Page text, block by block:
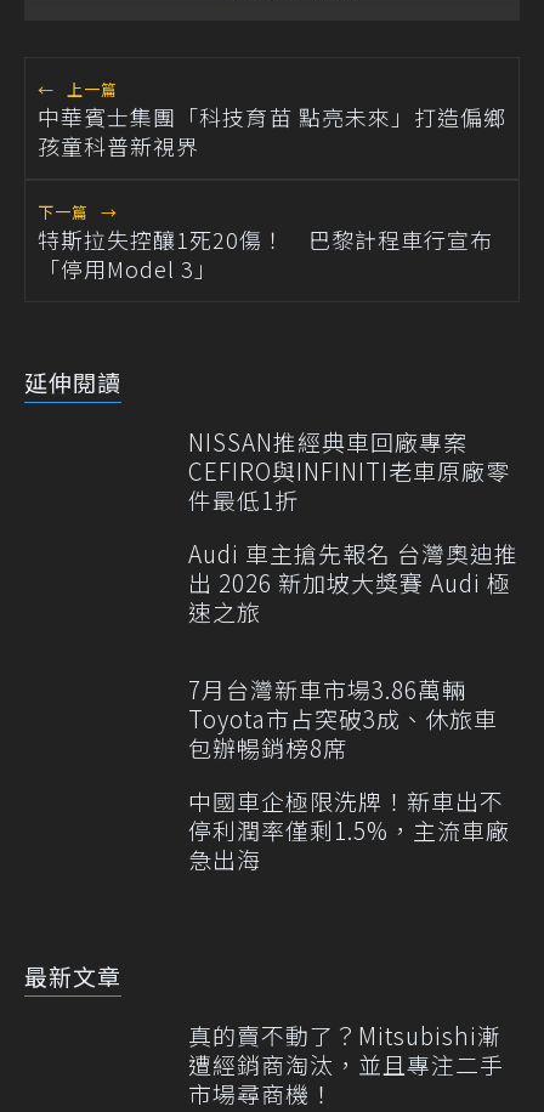
← 上一篇
中華賓士集團「科技育苗 點亮未來」打造偏鄉
孩童科普新視界
下一篇 →
特斯拉失控釀1死20傷！ 巴黎計程車行宣布
「停用Model 3」
延伸閱讀
NISSAN推經典車回廠專案
CEFIRO與INFINITI老車原廠零
件最低1折
Audi 車主搶先報名 台灣奧迪推
出 2026 新加坡大獎賽 Audi 極
速之旅
7月台灣新車市場3.86萬輛
Toyota市占突破3成、休旅車
包辦暢銷榜8席
中國車企極限洗牌！新車出不
停利潤率僅剩1.5%，主流車廠
急出海
最新文章
真的賣不動了？Mitsubishi漸
遭經銷商淘汰，並且專注二手
市場尋商機！